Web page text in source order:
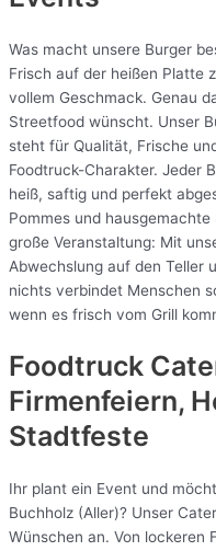
Was macht unsere Burger
Frisch auf der heißen Platte
vollem Geschmack. Genau
Streetfood wünscht. Unser
steht für Qualität, Frische
Foodtruck-Charakter. Jeder
heiß, saftig und perfekt
Pommes und
große Veranstaltung: Mit
Abwechslung auf den Teller
nichts verbindet Menschen
wenn es frisch vom Grill
Foodtruck
Firmenfeiern,
Stadtfeste
Ihr plant ein Event und
Buchholz (Aller)? Unser
Wünschen an. Von lockeren